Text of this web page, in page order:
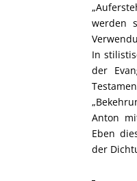
werden
In
der
Anton
Eben
der